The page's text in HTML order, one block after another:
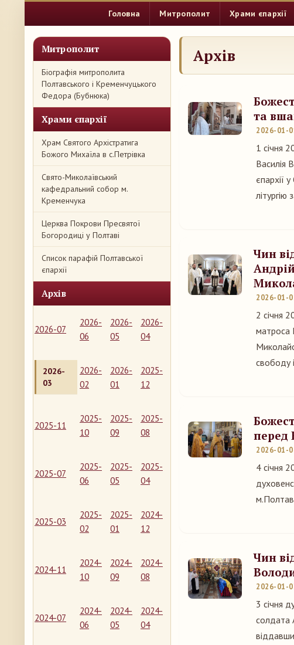
Головна Митрополит Храми єпархії
Митрополит
Біографія митрополита
Полтавського і Кременчуцького
Федора (Бубнюка)
Храми єпархії
Храм Святого Архістратига
Божого Михаїла в с.Петрівка
Свято-Миколаївський
кафедральний собор м.
Кременчука
Церква Покрови Пресвятої
Богородиці у Полтаві
Список парафій Полтавської
єпархії
Архів
2026-07
2026-
06
2026-
05
2026-
04
2026-
03
2026-
02
2026-
01
2025-
12
2025-11
2025-
10
2025-
09
2025-
08
2025-07
2025-
06
2025-
05
2025-
04
2025-03
2025-
02
2025-
01
2024-
12
2024-11
2024-
10
2024-
09
2024-
08
2024-07
2024-
06
2024-
05
2024-
04
Архів
та
2026-01-
1 січня
Василія
єпархії
літургію
Чин
2026-01-
2 січня
матроса
свободу
перед
2026-01-
4 січня
Чин
2026-01-
3 січня
солдата